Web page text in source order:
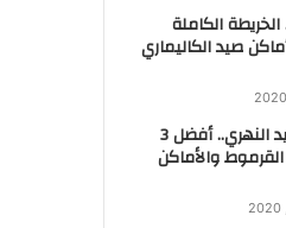
الكاملة
صيد الكاليماري
لهواة الصيد النهري.. أفضل 3
والأماكن